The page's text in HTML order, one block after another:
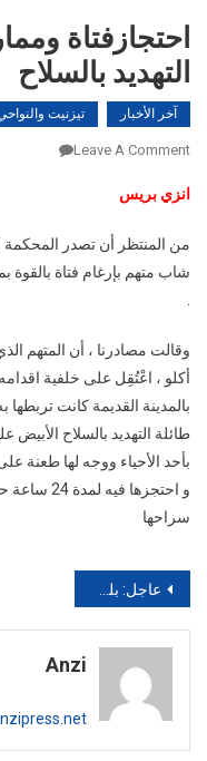
احتجازفتاة
التهديد بالسلاح
آخر الأخبار تيزنيت
Leave A Comment
عليها
تحت
انزي بريس
من المنتظر أن تصدر المحكمة
شاب متهم بإرغام فتاة
بالمدينة القديمة كانت
طائلة التهديد بالسلاح
بأحد الأحياء ووجه لها طعنة
و
سراحها
تصفّح
المقالات
عاجل: بلدية أكادير تقرر تصفية قطط حديقة سوق الأحد وتمهل راعيها 48 ساعة لإجلائها
Anzi